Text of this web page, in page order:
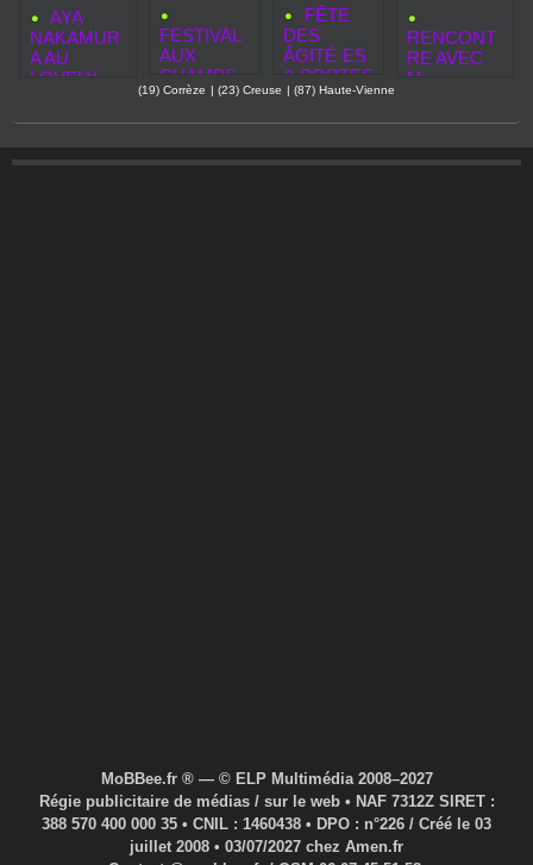
AYA
NAKAMUR
A AU
LOVELY
FESTIVAL
FESTIVAL
AUX
CHAMPS
2026 :
LA
FÊTE
DES
ÂGITÉ·ES
& PORTES
OUVERTE
DES
RENCONT
RE AVEC
M.
SOUS‑PRÉ
BRIVE :
(19) Corrèze | (23) Creuse | (87) Haute-Vienne
MoBBee.fr ® — © ELP Multimédia 2008–2027
Régie publicitaire de médias / sur le web • NAF 7312Z SIRET :
388 570 400 000 35 • CNIL : 1460438 • DPO : n°226 / Créé le 03
juillet 2008 • 03/07/2027 chez Amen.fr